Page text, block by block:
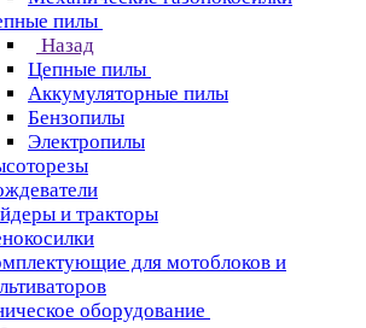
пилы
Назад
Цепные пилы
Аккумуляторные пилы
Бензопилы
Электропилы
и тракторы
для мотоблоков и
оборудование